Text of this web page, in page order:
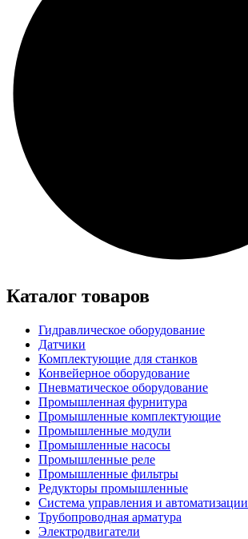
Каталог товаров
Гидравлическое оборудование
Датчики
Комплектующие для станков
Конвейерное оборудование
Пневматическое оборудование
Промышленная фурнитура
Промышленные комплектующие
Промышленные модули
Промышленные насосы
Промышленные реле
Промышленные фильтры
Редукторы промышленные
Система управления и автоматизации
Трубопроводная арматура
Электродвигатели